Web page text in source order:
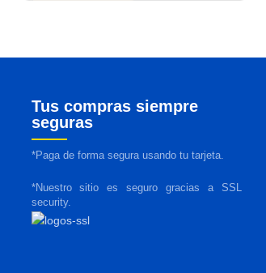
Tus compras siempre
seguras
*Paga de forma segura usando tu tarjeta.
*Nuestro sitio es seguro gracias a SSL
security.